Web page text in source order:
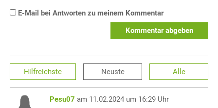
E-Mail bei Antworten zu meinem Kommentar
Kommentar abgeben
Hilfreichste Neuste Alle
Pesu07 am 11.02.2024 um 16:29 Uhr